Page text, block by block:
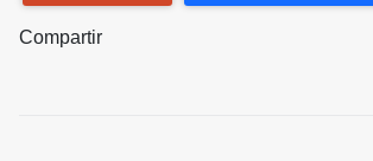
Compartir